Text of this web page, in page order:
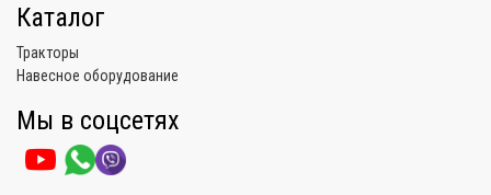
Каталог
Тракторы
Навесное оборудование
Мы в соцсетях